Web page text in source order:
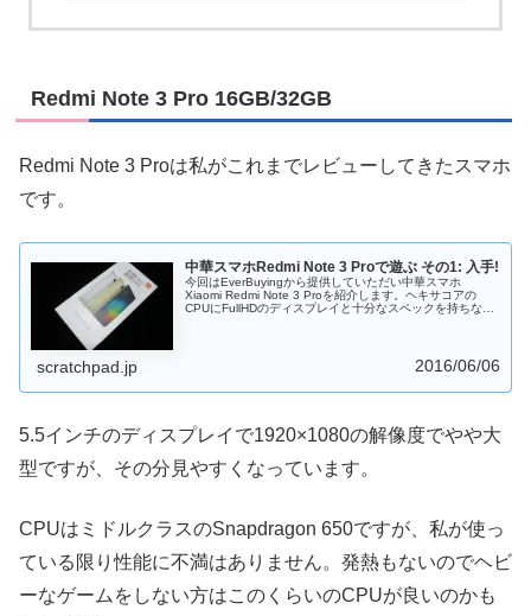
Redmi Note 3 Pro 16GB/32GB
Redmi Note 3 Proは私がこれまでレビューしてきたスマホ
です。
中華スマホRedmi Note 3 Proで遊ぶ その1: 入手!
今回はEverBuyingから提供していただい中華スマホ
Xiaomi Redmi Note 3 Proを紹介します。ヘキサコアの
CPUにFullHDのディスプレイと十分なスペックを持ちなが
scratchpad.jp 2016/06/06
5.5インチのディスプレイで1920×1080の解像度でやや大
型ですが、その分見やすくなっています。
CPUはミドルクラスのSnapdragon 650ですが、私が使っ
ている限り性能に不満はありません。発熱もないのでヘビ
ーなゲームをしない方はこのくらいのCPUが良いのかも